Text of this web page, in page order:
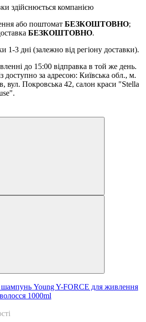
здійснюється компанією
або поштомат БЕЗКОШТОВНО;
БЕЗКОШТОВНО.
1-3 дні (залежно від регіону доставки).
до 15:00 відправка в той же день.
доступно за адресою: Київська обл., м.
вул. Покровська 42, салон краси "Stella
шампунь Young Y-FORCE для живлення
1000ml